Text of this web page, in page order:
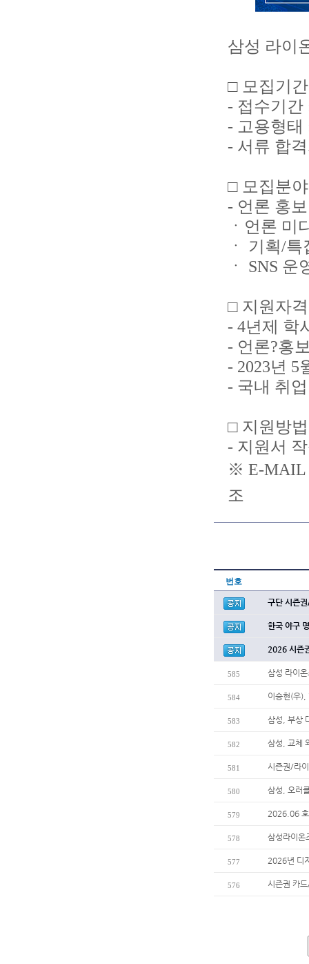
삼성 라이
□ 모집기간
- 접수기간
- 고용형
- 서류 합
□ 모집분
- 언론 홍
ㆍ언론 미
ㆍ 기획/
ㆍ SNS
□ 지원자격
- 4년제 학
- 언론?홍
- 2023년 5
- 국내 취
□ 지원방
- 지원서
※ E-MAIL
조
번호
구단 시즌
한국 야구
2026 시즌
585 삼성 라이
584 이승현(우),
583 삼성, 부상
582 삼성, 교체
581 시즌권/라
580 삼성, 오러
579 2026.06 호
578 삼성라이온
577 2026년 디
576 시즌권 카